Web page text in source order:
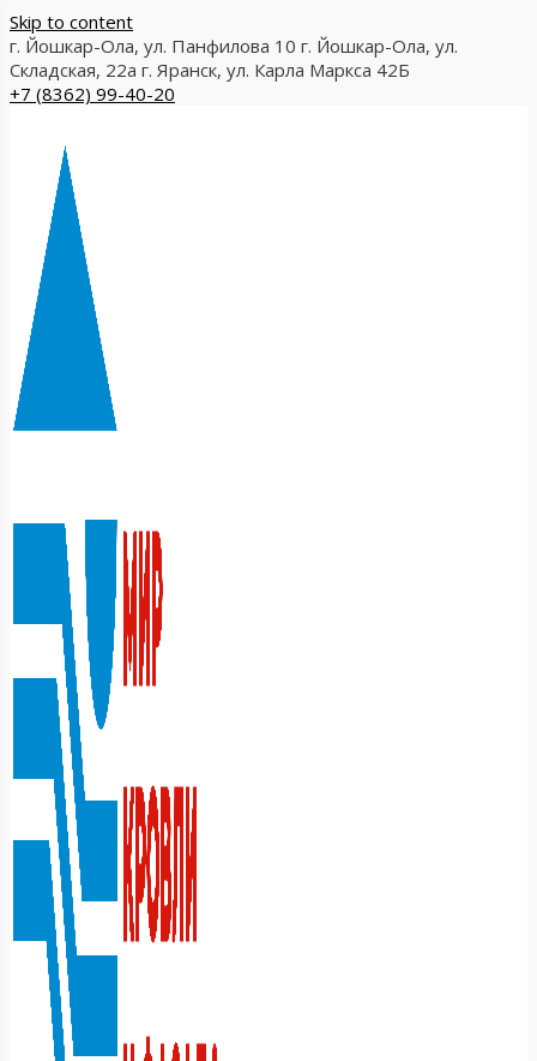
Skip to content
г. Йошкар-Ола, ул. Панфилова 10 г. Йошкар-Ола, ул.
Складская, 22а г. Яранск, ул. Карла Маркса 42Б
+7 (8362) 99-40-20